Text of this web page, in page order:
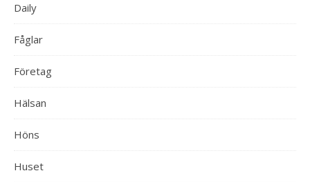
Daily
Fåglar
Företag
Hälsan
Höns
Huset